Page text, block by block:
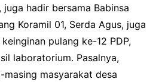
juga hadir bersama Babinsa
Koramil 01, Serda Agus, juga
pulang ke-12 PDP,
laboratorium. Pasalnya,
masing masyarakat desa